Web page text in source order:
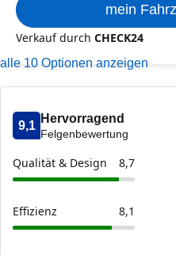
mein
Verkauf durch CHECK24
alle 10 Optionen anzeigen
9,1
Hervorragend
Felgenbewertung
Qualität & Design 8,7
Effizienz 8,1